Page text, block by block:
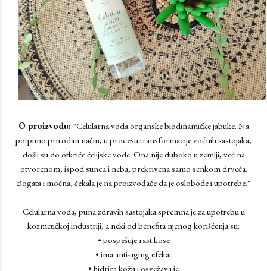
O proizvodu: "Celularna voda organske biodinamičke jabuke. Na
potpuno prirodan način, u procesu transformacije voćnih sastojaka,
došli su do otkriće ćelijske vode. Ona nije duboko u zemlji, već na
otvorenom, ispod sunca i neba, prekrivena samo senkom drveća.
Bogata i moćna, čekala je na proizvođače da je oslobode i upotrebe."
Celularna voda, puna zdravih sastojaka spremna je za upotrebu u
kozmetičkoj industriji, a neki od benefita njenog korišćenja su:
• pospešuje rast kose
• ima anti-aging efekat
• hidrira kožu i osvežava je